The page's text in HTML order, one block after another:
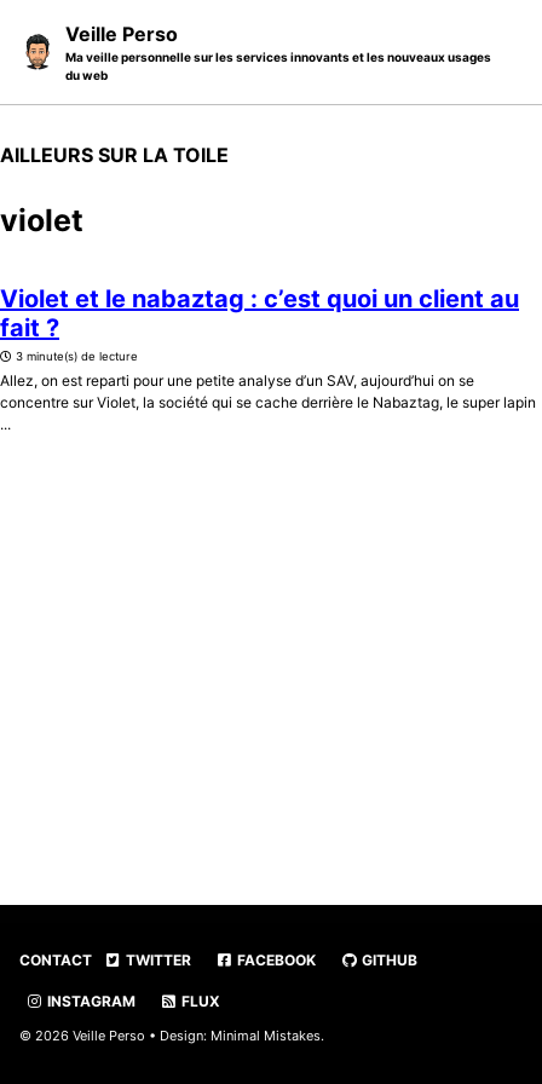
Veille Perso
Ma veille personnelle sur les services innovants et les nouveaux usages
du web
AILLEURS SUR LA TOILE
violet
Violet et le nabaztag : c’est quoi un client au
fait ?
3 minute(s) de lecture
Allez, on est reparti pour une petite analyse d’un SAV, aujourd’hui on se
concentre sur Violet, la société qui se cache derrière le Nabaztag, le super lapin
...
CONTACT TWITTER FACEBOOK GITHUB
INSTAGRAM FLUX
© 2026 Veille Perso • Design: Minimal Mistakes.